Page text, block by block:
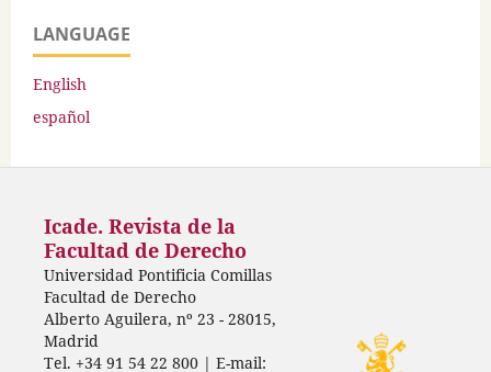
LANGUAGE
English
español
Icade. Revista de la
Facultad de Derecho
Universidad Pontificia Comillas
Facultad de Derecho
Alberto Aguilera, nº 23 - 28015,
Madrid
Tel. +34 91 54 22 800 | E-mail: